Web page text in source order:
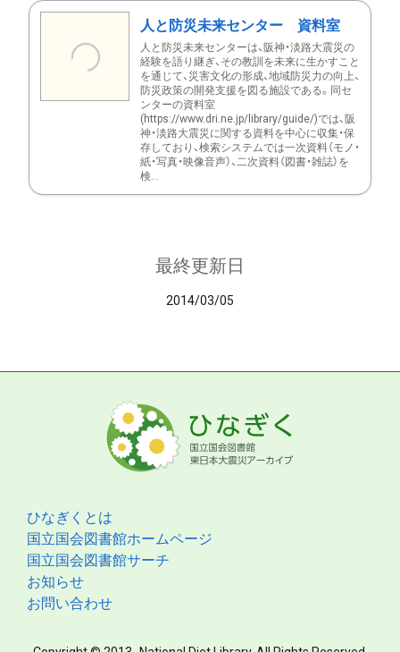
人と防災未来センター 資料室
人と防災未来センターは、阪神・淡路大震災の
経験を語り継ぎ、その教訓を未来に生かすこと
を通じて、災害文化の形成、地域防災力の向上、
防災政策の開発支援を図る施設である。同セ
ンターの資料室
(https://www.dri.ne.jp/library/guide/)では、阪
神・淡路大震災に関する資料を中心に収集・保
存しており、検索システムでは一次資料（モノ・
紙・写真・映像音声）、二次資料（図書・雑誌）を
検...
最終更新日
2014/03/05
ひなぎくとは
国立国会図書館ホームページ
国立国会図書館サーチ
お知らせ
お問い合わせ